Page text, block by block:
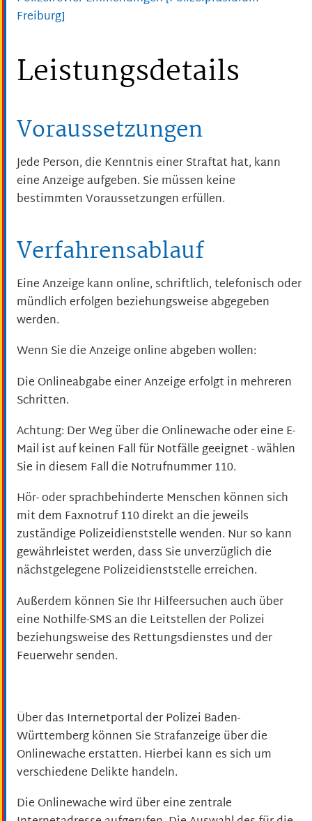
Freiburg]
Leistungsdetails
Voraussetzungen
Jede Person, die Kenntnis einer Straftat hat, kann
eine Anzeige aufgeben. Sie müssen keine
bestimmten Voraussetzungen erfüllen.
Verfahrensablauf
Eine Anzeige kann online, schriftlich, telefonisch oder
mündlich erfolgen beziehungsweise abgegeben
werden.
Wenn Sie die Anzeige online abgeben wollen:
Die Onlineabgabe einer Anzeige erfolgt in mehreren
Schritten.
Achtung: Der Weg über die Onlinewache oder eine E-
Mail ist auf keinen Fall für Notfälle geeignet - wählen
Sie in diesem Fall die Notrufnummer 110.
Hör- oder sprachbehinderte Menschen können sich
mit dem Faxnotruf 110 direkt an die jeweils
zuständige Polizeidienststelle wenden. Nur so kann
gewährleistet werden, dass Sie unverzüglich die
nächstgelegene Polizeidienststelle erreichen.
Außerdem können Sie Ihr Hilfeersuchen auch über
eine Nothilfe-SMS an die Leitstellen der Polizei
beziehungsweise des Rettungsdienstes und der
Feuerwehr senden.
Über das Internetportal der Polizei Baden-
Württemberg können Sie Strafanzeige über die
Onlinewache erstatten. Hierbei kann es sich um
verschiedene Delikte handeln.
Die Onlinewache wird über eine zentrale